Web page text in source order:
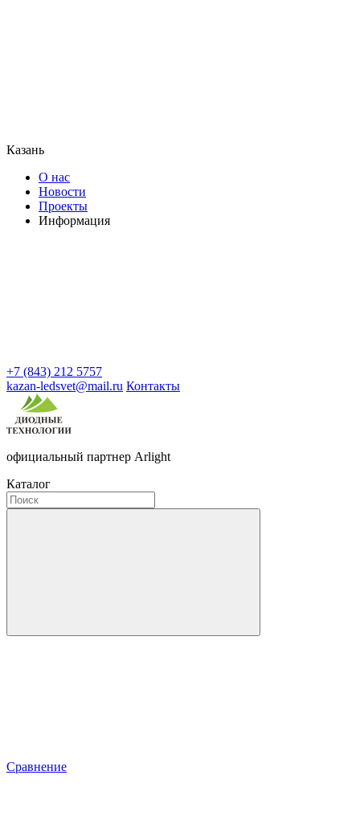
Казань
О нас
Новости
Проекты
Информация
+7 (843) 212 5757
kazan-ledsvet@mail.ru Контакты
официальный партнер Arlight
Каталог
Сравнение